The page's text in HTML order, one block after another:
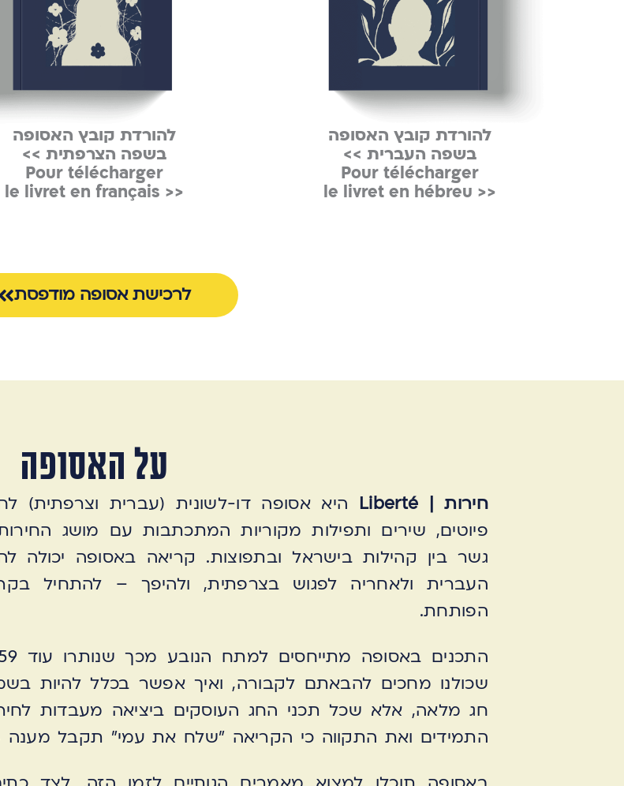
להורדת קובץ האסופה
בשפה העברית >>
Pour télécharger
<< le livret en hébreu
להורדת קובץ האסופה
בשפה הצרפתית >>
Pour télécharger
<< le livret en français
לרכישת אסופה מודפסת
על האסופה
חירות | Liberté היא אסופה דו-לשונית (עברית וצרפתית)
פיוטים, שירים ותפילות מקוריות המתכתבות עם מושג
גשר בין קהילות בישראל ובתפוצות. קריאה באסופה יכולה
העברית ולאחריה לפגוש בצרפתית, ולהיפך – להתחיל
הפותחת.
שכולנו מחכים להבאתם לקבורה, ואיך אפשר בכלל
חג מלאה, אלא שכל תכני החג העוסקים ביציאה מעבדות
התמידים ואת התקווה כי הקריאה ״שלח את עמי״ תקבל מענה